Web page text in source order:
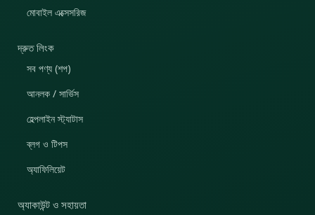
মোবাইল এক্সেসরিজ
দ্রুত লিংক
সব পণ্য (শপ)
আনলক / সার্ভিস
হেল্পলাইন স্ট্যাটাস
ব্লগ ও টিপস
অ্যাফিলিয়েট
অ্যাকাউন্ট ও সহায়তা